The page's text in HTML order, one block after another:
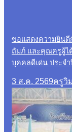
ขอแสดงความยินดี
ถัมภ์ และคุณครูผู้ไ
บุคคลดีเด่น ประจำ
3 ส.ค. 2569ครูวิ